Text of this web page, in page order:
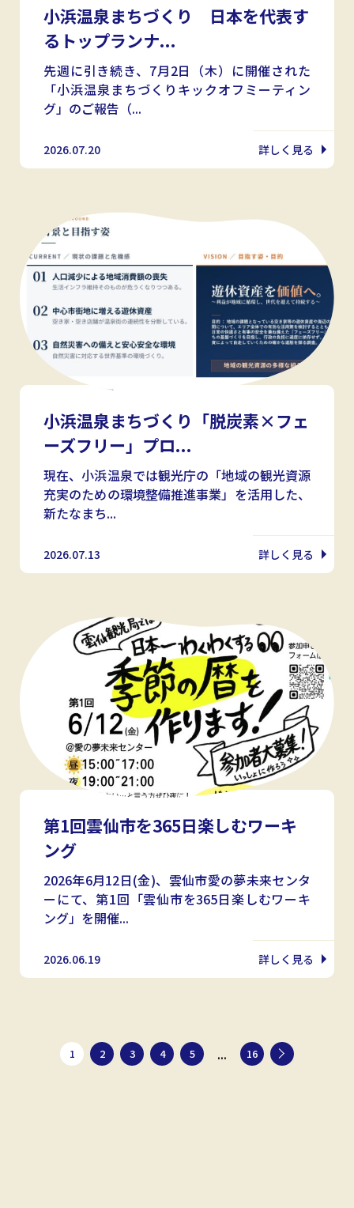
小浜温泉まちづくり 日本を代表す
るトップランナ...
先週に引き続き、7月2日（木）に開催された
「小浜温泉まちづくりキックオフミーティン
グ」のご報告（...
2026.07.20 詳しく見る
小浜温泉まちづくり「脱炭素×フェ
ーズフリー」プロ...
現在、小浜温泉では観光庁の「地域の観光資源
充実のための環境整備推進事業」を活用した、
新たなまち...
2026.07.13 詳しく見る
第1回雲仙市を365日楽しむワーキ
ング
2026年6月12日(金)、雲仙市愛の夢未来センタ
ーにて、第1回「雲仙市を365日楽しむワーキ
ング」を開催...
2026.06.19 詳しく見る
1 2 3 4 5 ... 16